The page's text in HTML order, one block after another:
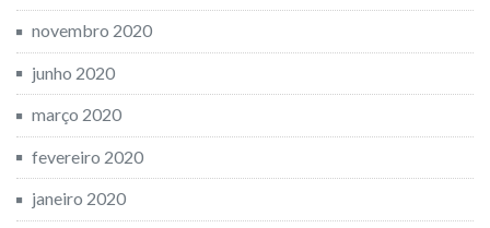
novembro 2020
junho 2020
março 2020
fevereiro 2020
janeiro 2020